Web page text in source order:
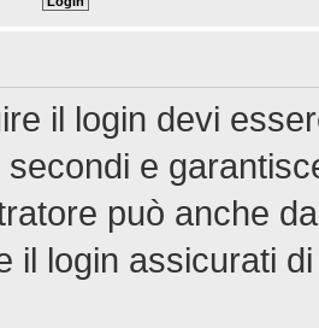
il login devi
e
può anche
il login assicurati